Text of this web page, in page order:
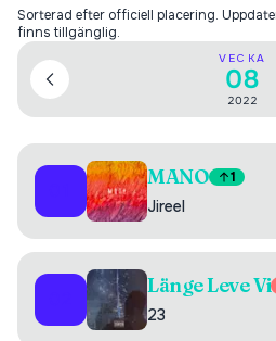
Sorterad efter officiell placering.
finns tillgänglig.
VECKA
08
2022
MANO 1
Jireel
Länge Leve Vi
23